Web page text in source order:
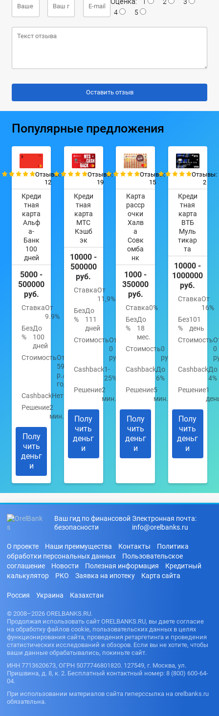
4
5
Популярные предложения
Отзывы:
12
Креди
тная
карта
Альф
а-
Банк
100
дней
5000 -
500000
руб.
СтавкаОт
9.9%
Без
%
До
100
дней
СтоимостьОт
590
р./
год
CashbackНет
Решение2
мин.
Полу
чить
деньг
и
Отзывы:
19
Креди
тная
карта
МТС
Кэшб
эк
10000 -
500000
руб.
СтавкаОт
11,9%
Без
%
До
111
дней
СтоимостьОт
0
руб.
Cashback1-
25%
Решение2
мин.
Полу
чить
деньг
и
Отзывы:
15
Карта
расср
очки
Халв
а
Совк
омба
нк
1000 -
350000
руб.
Ставка0%
Без
%
До
18
мес.
Стоимость0
руб.
CashbackДо
6%
Решение5
мин.
Полу
чить
деньг
и
Отзывы:
2
Креди
тная
карта
ВТБ
Муль
тикар
та
10000 -
1000000
руб.
СтавкаОт
16%
Без
%
101
день
Стоимость
0
CashbackДо
4%
Решение1
Полу
чить
деньг
и
Ваш гид по финансовой
безопасности
Электронная почта:
info@orelbanks.ru
О проекте Наши преимущества Контакты
Политика
обработки персональных данных
Пользовательское
соглашение
Новости Полезная информация
Кредитный
калькулятор
РКО Заявка на ипотеку Карта сайта
Россия Украина Казахстан
© 2008–2026 ORELBANKS.RU.
Продолжая использовать сайт ORELBANKS.RU, вы даете согласие
на обработку файлов cookie, пользовательских данных в целях
функционирования сайта, проведения ретаргетинга и проведения
статистических исследований и обзоров. Если вы не хотите, чтобы
ваши данные обрабатывались, покиньте сайт.
ИНН 7713620673, ОГРН 5077746801820. 127549, г. Москва, ул.
Пришвина, д. 8, к. 2. Бесплатный контактный номер: 8 (800) 600-64-
04.
При использовании материалов сайта гиперссылка на orelbanks.ru
обязательна.